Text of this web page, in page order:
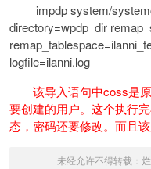
impdp system/
directory=wpdp_dir
logfile=ilanni.log
该导入语句中coss是
要创建的用户。这个执行
态，密码还要修改。而且
未经允许不得转载：